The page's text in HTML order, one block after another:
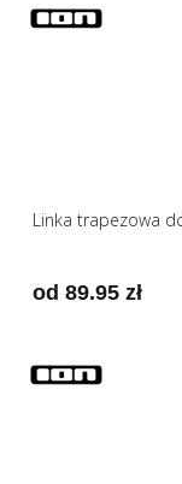
Linka trapezowa
od 89.95 zł